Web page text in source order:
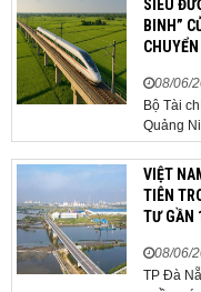
địa bàn
SIÊU
BINH”
08/06/
Bộ Tài
Quảng
thực
tuyến đi
triển
VIỆT
TIÊN
TƯ GẦN
08/06/
TP Đà